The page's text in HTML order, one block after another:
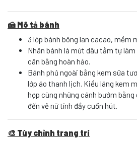
🍰 Mô tả bánh
3 lớp bánh bông lan cacao, mềm
Nhân bánh là mứt dâu tằm tự
cân bằng hoàn hảo.
Bánh phủ ngoài bằng kem sữa
lớp áo thanh lịch. Kiểu láng kem
hợp cùng những cánh bướm
đến vẻ nữ tính đầy cuốn hút.
🎨 Tùy chỉnh trang trí